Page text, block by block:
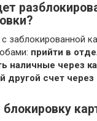
заблокированной
прийти в
наличные через
другой счет через
блокировку